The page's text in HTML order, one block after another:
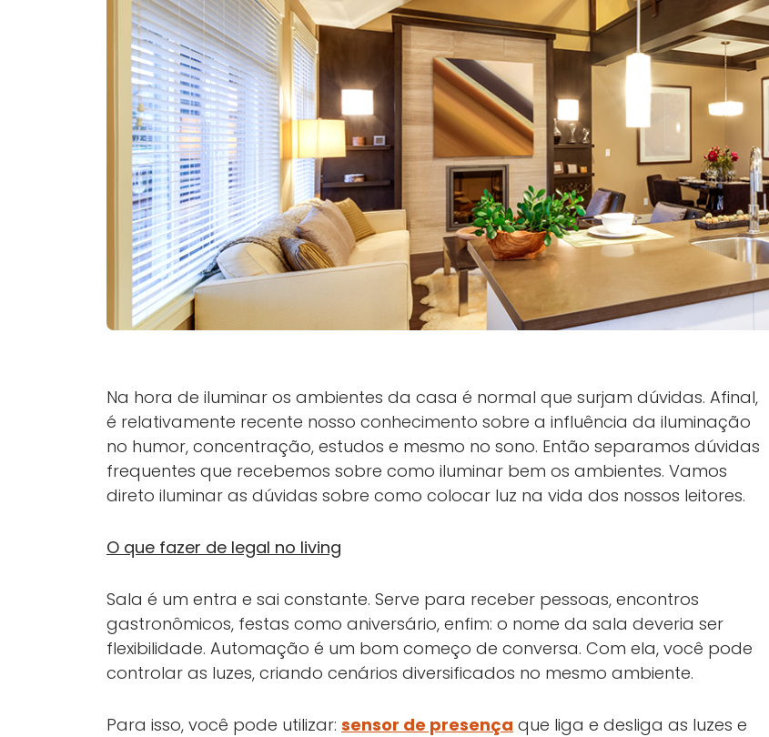
Na hora de iluminar os ambientes da casa é normal que surjam dúvidas. Afinal,
é relativamente recente nosso conhecimento sobre a influência da iluminação
no humor, concentração, estudos e mesmo no sono. Então separamos dúvidas
frequentes que recebemos sobre como iluminar bem os ambientes. Vamos
direto iluminar as dúvidas sobre como colocar luz na vida dos nossos leitores.
O que fazer de legal no living
Sala é um entra e sai constante. Serve para receber pessoas, encontros
gastronômicos, festas como aniversário, enfim: o nome da sala deveria ser
flexibilidade. Automação é um bom começo de conversa. Com ela, você pode
controlar as luzes, criando cenários diversificados no mesmo ambiente.
Para isso, você pode utilizar: sensor de presença que liga e desliga as luzes e